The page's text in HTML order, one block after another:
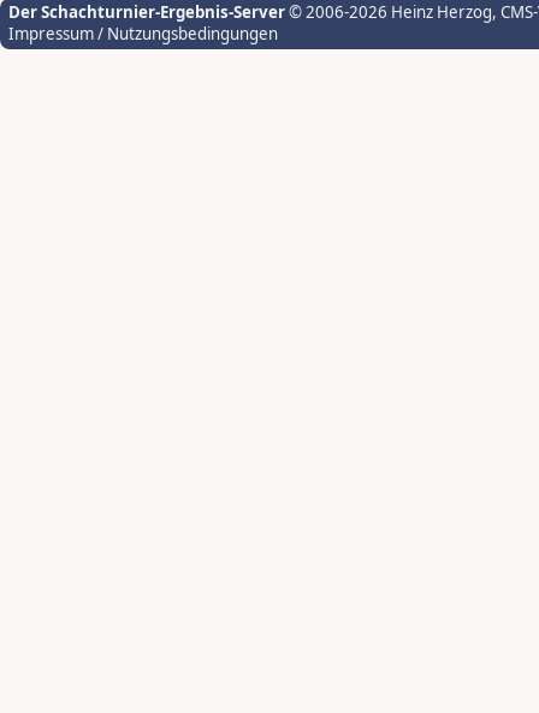
Der Schachturnier-Ergebnis-Server© 2006-2026 Heinz Herzog,
Impressum / Nutzungsbedingungen